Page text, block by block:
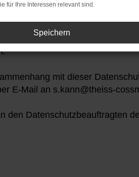
und den
zum Datenschutz im
mit dieser
E-Mail an s.kann@theiss-
den Datenschutzbeauftragten
für Ihre Interessen relevant sind.
Speichern